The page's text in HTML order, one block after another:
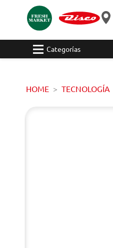
Categorías
HOME TECNOLOGÍA